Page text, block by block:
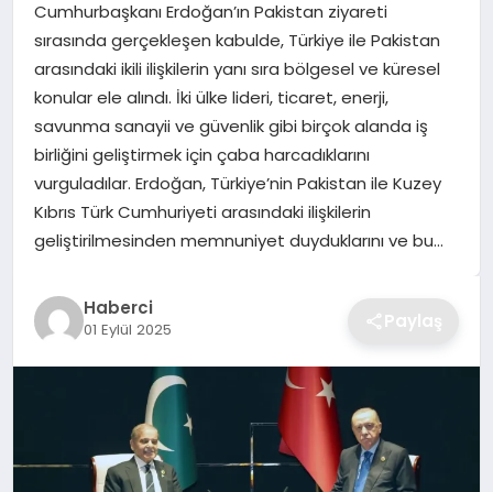
SAĞLIK
SPOR
TEKNOLOJI
YAŞAM
GÜNDEM
Cumhurbaşkanı Erdoğan’ın Pakistan ziyareti
sırasında gerçekleşen kabulde, Türkiye ile Pakistan
arasındaki ikili ilişkilerin yanı sıra bölgesel ve küresel
konular ele alındı. İki ülke lideri, ticaret, enerji,
savunma sanayii ve güvenlik gibi birçok alanda iş
birliğini geliştirmek için çaba harcadıklarını
vurguladılar. Erdoğan, Türkiye’nin Pakistan ile Kuzey
Kıbrıs Türk Cumhuriyeti arasındaki ilişkilerin
geliştirilmesinden memnuniyet duyduklarını ve bu…
Haberci
01 Eylül 2025 Paylaş